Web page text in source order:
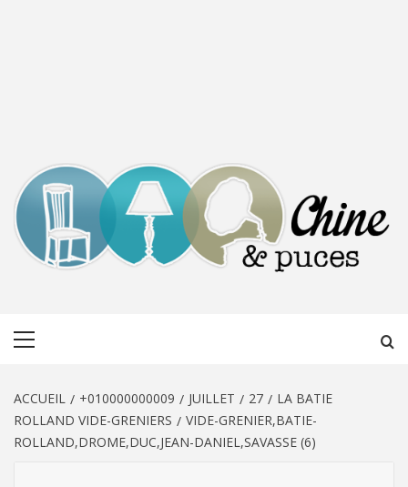
ACCUEIL +010000000009 JUILLET 27
LA BATIE
ROLLAND VIDE-GRENIERS
VIDE-GRENIER,BATIE-
ROLLAND,DROME,DUC,JEAN-DANIEL,SAVASSE (6)